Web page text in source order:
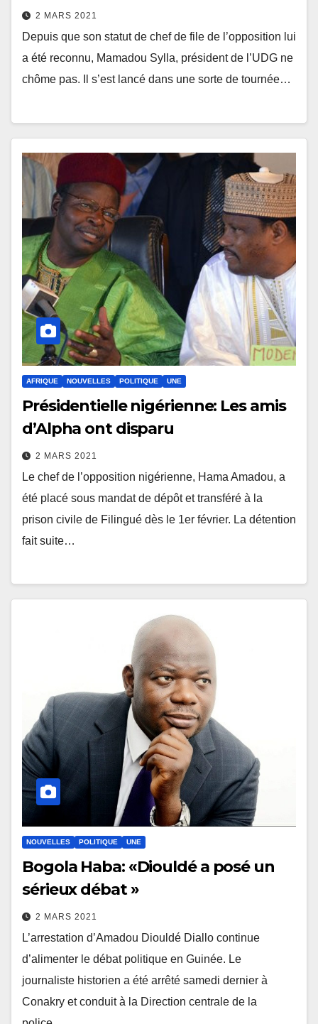
2 MARS 2021
Depuis que son statut de chef de file de l’opposition lui
a été reconnu, Mamadou Sylla, président de l’UDG ne
chôme pas. Il s’est lancé dans une sorte de tournée…
AFRIQUE NOUVELLES POLITIQUE UNE
Présidentielle nigérienne: Les amis
d’Alpha ont disparu
2 MARS 2021
Le chef de l’opposition nigérienne, Hama Amadou, a
été placé sous mandat de dépôt et transféré à la
prison civile de Filingué dès le 1er février. La détention
fait suite…
NOUVELLES POLITIQUE UNE
Bogola Haba: «Diouldé a posé un
sérieux débat »
2 MARS 2021
L’arrestation d’Amadou Diouldé Diallo continue
d’alimenter le débat politique en Guinée. Le
journaliste historien a été arrêté samedi dernier à
Conakry et conduit à la Direction centrale de la